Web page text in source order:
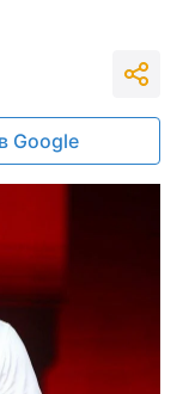
Google